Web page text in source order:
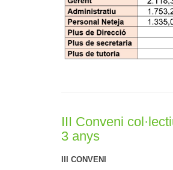
III Conveni
3 anys
III CONVENI